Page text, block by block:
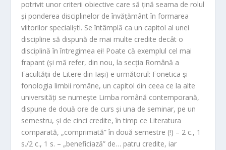
potrivit unor criterii obiective care să țină seama de rolul
și ponderea disciplinelor de învățământ în formarea
viitorilor specialiști. Se întâmplă ca un capitol al unei
discipline să dispună de mai multe credite decât o
disciplină în întregimea ei! Poate că exemplul cel mai
frapant (și mă refer, din nou, la secția Română a
Facultății de Litere din Iași) e următorul: Fonetica și
fonologia limbii române, un capitol din ceea ce la alte
universități se numește Limba română contemporană,
dispune de două ore de curs și una de seminar, pe un
semestru, și de cinci credite, în timp ce Literatura
comparată, „comprimată” în două semestre (!) – 2 c., 1
s./2 c., 1 s. – „beneficiază” de… patru credite, iar